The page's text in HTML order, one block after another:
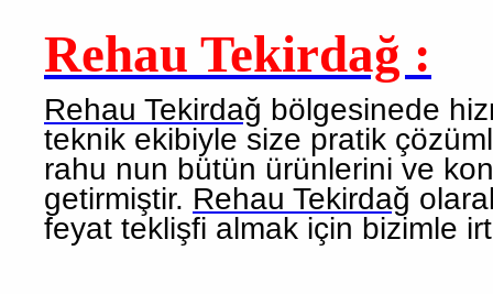
Rehau Tekirdağ :
Rehau Tekirdağ bölgesinede
teknik ekibiyle size pratik
rahu nun bütün ürünlerini ve
getirmiştir. Rehau Tekirdağ
feyat teklişfi almak için bizimle